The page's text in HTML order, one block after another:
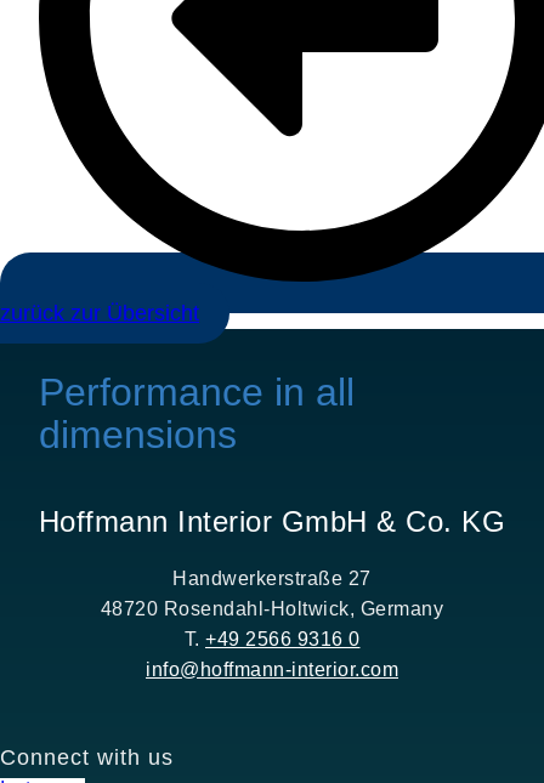
zurück zur Übersicht
Performance in all
dimensions
Hoffmann Interior GmbH & Co. KG
Handwerkerstraße 27
48720 Rosendahl-Holtwick, Germany
T. +49 2566 9316 0
info@hoffmann-interior.com
Connect with us